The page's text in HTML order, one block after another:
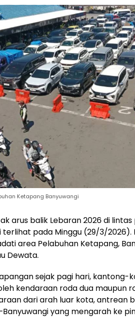
Ketapang Banyuwangi
arus balik Lebaran 2026 di
pada Minggu (29/3/2026).
area Pelabuhan Ketapang,
Dewata.
sejak pagi hari, kantong-
kendaraan roda dua maupun
dari arah luar kota, antrean
yang mengarah ke